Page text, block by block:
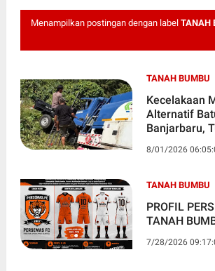
Menampilkan postingan dengan label TANAH
TANAH BUMBU
Kecelakaan
Alternatif
Banjarbaru,
Mahasiswa
8/01/2026
TANAH BUMBU
PROFIL
TANAH
7/28/2026